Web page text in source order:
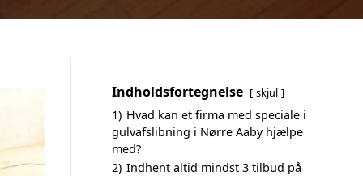
Indholdsfortegnelse skjul
1) Hvad kan et firma med speciale i
gulvafslibning i Nørre Aaby hjælpe
med?
2) Indhent altid mindst 3 tilbud på